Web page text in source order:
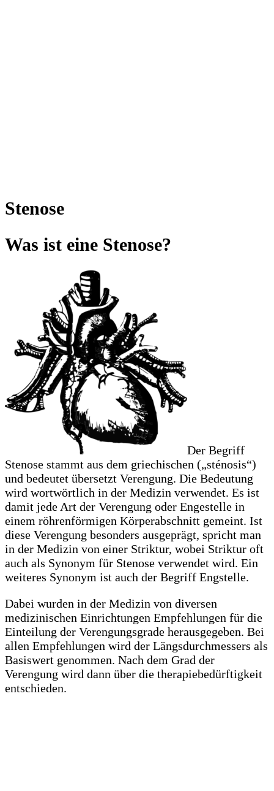
Stenose
Was ist eine Stenose?
Der Begriff
Stenose stammt aus dem griechischen („sténosis“)
und bedeutet übersetzt Verengung. Die Bedeutung
wird wortwörtlich in der Medizin verwendet. Es ist
damit jede Art der Verengung oder Engestelle in
einem röhrenförmigen Körperabschnitt gemeint. Ist
diese Verengung besonders ausgeprägt, spricht man
in der Medizin von einer Striktur, wobei Striktur oft
auch als Synonym für Stenose verwendet wird. Ein
weiteres Synonym ist auch der Begriff Engstelle.
Dabei wurden in der Medizin von diversen
medizinischen Einrichtungen Empfehlungen für die
Einteilung der Verengungsgrade herausgegeben. Bei
allen Empfehlungen wird der Längsdurchmessers als
Basiswert genommen. Nach dem Grad der
Verengung wird dann über die therapiebedürftigkeit
entschieden.